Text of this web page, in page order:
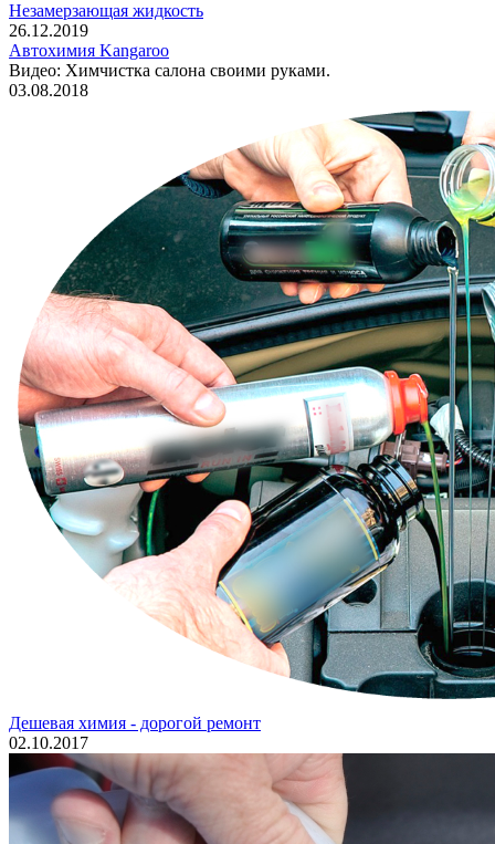
Незамерзающая жидкость
26.12.2019
Автохимия Kangaroo
Видео: Химчистка салона своими руками.
03.08.2018
Дешевая химия - дорогой ремонт
02.10.2017